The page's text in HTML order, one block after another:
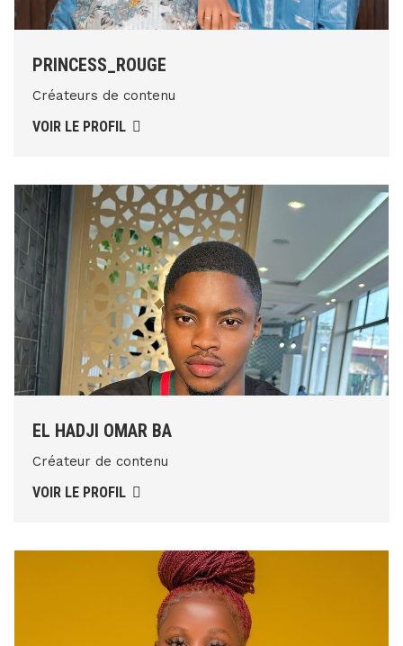
PRINCESS_ROUGE
Créateurs de contenu
VOIR LE PROFIL
EL HADJI OMAR BA
Créateur de contenu
VOIR LE PROFIL